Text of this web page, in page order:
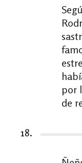
por
de
18.